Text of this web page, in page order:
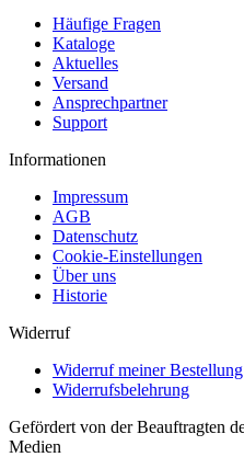
Häufige Fragen
Kataloge
Aktuelles
Versand
Ansprechpartner
Support
Informationen
Impressum
AGB
Datenschutz
Cookie-Einstellungen
Über uns
Historie
Widerruf
Widerruf meiner Bestellung
Widerrufsbelehrung
Gefördert von der Beauftragten
Medien